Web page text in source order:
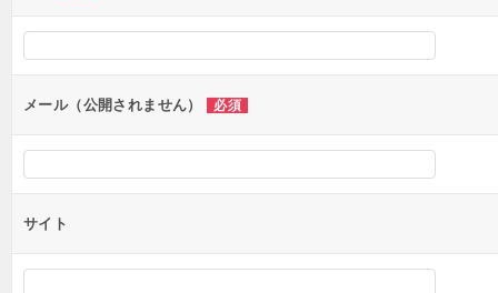
ョ
ンメール（公開されません） 必須
サイト